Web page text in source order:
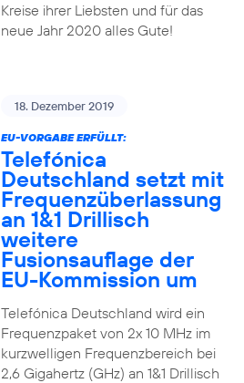
Kreise ihrer Liebsten und für das
neue Jahr 2020 alles Gute!
18. Dezember 2019
EU-VORGABE ERFÜLLT:
Telefónica
Deutschland setzt mit
Frequenzüberlassung
an 1&1 Drillisch
weitere
Fusionsauflage der
EU-Kommission um
Telefónica Deutschland wird ein
Frequenzpaket von 2x 10 MHz im
kurzwelligen Frequenzbereich bei
2,6 Gigahertz (GHz) an 1&1 Drillisch